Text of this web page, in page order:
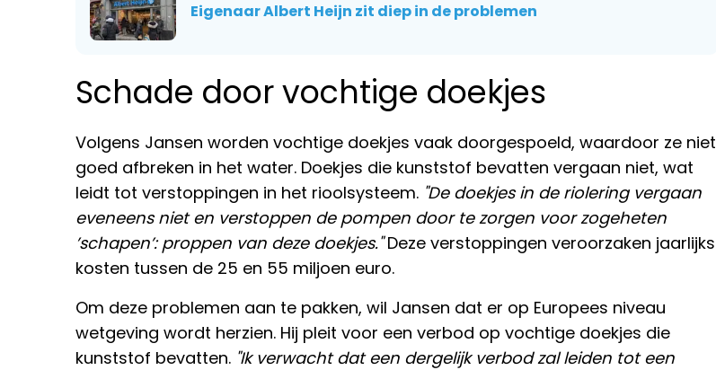
Eigenaar Albert Heijn zit diep in de problemen
Schade door vochtige doekjes
Volgens Jansen worden vochtige doekjes vaak doorgespoeld, waardoor ze niet
goed afbreken in het water. Doekjes die kunststof bevatten vergaan niet, wat
leidt tot verstoppingen in het rioolsysteem. "De doekjes in de riolering vergaan
eveneens niet en verstoppen de pompen door te zorgen voor zogeheten
’schapen’: proppen van deze doekjes."Deze verstoppingen veroorzaken jaarlijks
kosten tussen de 25 en 55 miljoen euro.
Om deze problemen aan te pakken, wil Jansen dat er op Europees niveau
wetgeving wordt herzien. Hij pleit voor een verbod op vochtige doekjes die
kunststof bevatten. "Ik verwacht dat een dergelijk verbod zal leiden tot een